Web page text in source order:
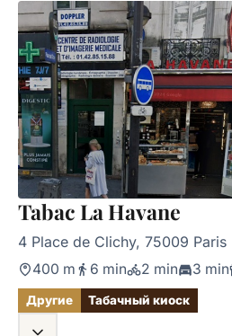
Tabac La Havane
4 Place de Clichy, 75009 Paris
400 m 6 min 2 min 3 min
Другие Табачный киоск